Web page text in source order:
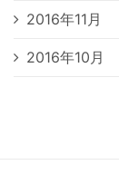
2016年11月
2016年10月